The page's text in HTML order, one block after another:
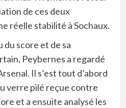
de ces deux
réelle stabilité à Sochaux.
du score et de sa
Peybernes a regardé
Il s’est tout d’abord
verre pilé reçue contre
et a ensuite analysé les